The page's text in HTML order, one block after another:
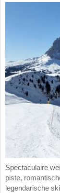
Spectaculaire
piste,
legendarische